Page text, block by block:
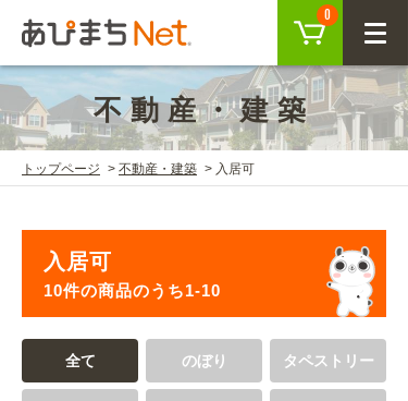
0
CLOSE
ログイン
会員登録
商品を探す
SEARCH
KEYWORD
ご利用ガイド
不動産・建築
トップページ 不動産・建築 入居可
入居可
10件の商品のうち1-10
全て のぼり タペストリー